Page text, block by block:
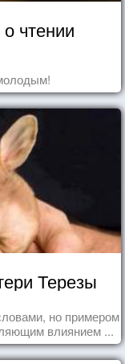
чтении
Терезы
но примером
влиянием ...